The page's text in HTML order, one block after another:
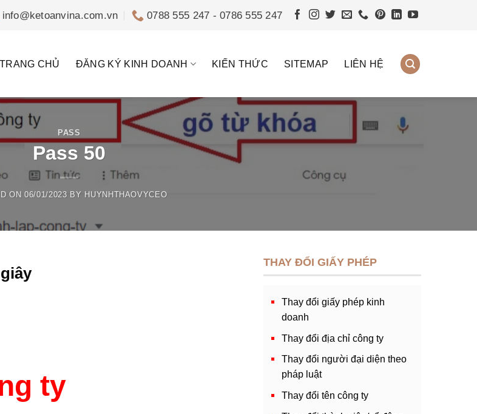
info@ketoanvina.com.vn 0788 555 247 - 0786 555 247
TRANG CHỦ ĐĂNG KÝ KINH DOANH KIẾN THỨC SITEMAP LIÊN HỆ
PASS
Pass 50
ON06/01/2023 BY HUYNHTHAOVYCEO
ty
THAY ĐỔI GIẤY PHÉP
Thay đổi giấy phép kinh
doanh
Thay đổi địa chỉ công ty
Thay đổi người đại diện theo
pháp luật
Thay đổi tên công ty